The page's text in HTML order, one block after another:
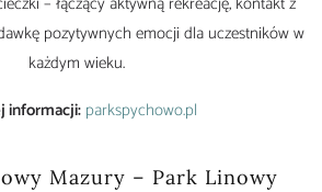
pozytywnych emocji dla uczestników w
każdym wieku.
informacji: parkspychowo.pl
Mazury – Park Linowy